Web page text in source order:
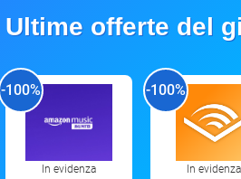
Ultime offerte del
-100%
In evidenza
-100%
In evidenza